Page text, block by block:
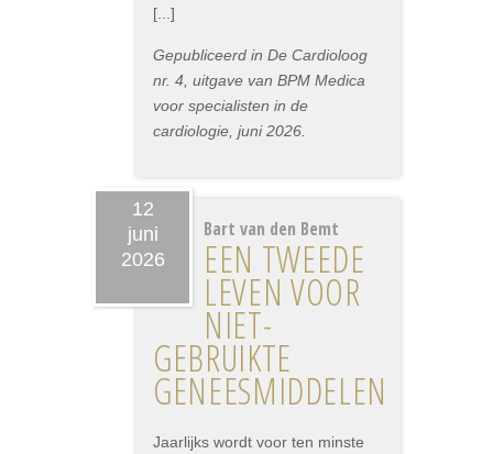
[...]
Gepubliceerd in De Cardioloog
nr. 4, uitgave van BPM Medica
voor specialisten in de
cardiologie, juni 2026.
12
juni
2026
Bart van den Bemt
EEN TWEEDE
LEVEN VOOR
NIET-
GEBRUIKTE
GENEESMIDDELEN
Jaarlijks wordt voor ten minste